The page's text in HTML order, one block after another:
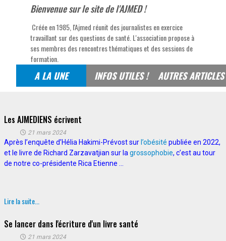
Bienvenue sur le site de l'AJMED !
Créée en 1985, l'Ajmed réunit des journalistes en exercice
travaillant sur des questions de santé. L'association propose à
ses membres des rencontres thématiques et des sessions de
formation.
A LA UNE INFOS UTILES ! AUTRES ARTICLES
Les AJMEDIENS écrivent
21 mars 2024
Après l’enquête d’Hélia Hakimi-Prévost sur l’obésité publiée en 2022,
et le livre de Richard Zarzavatjian sur la grossophobie, c’est au tour
de notre co-présidente Rica Etienne ...
Lire la suite...
Se lancer dans l'écriture d'un livre santé
21 mars 2024